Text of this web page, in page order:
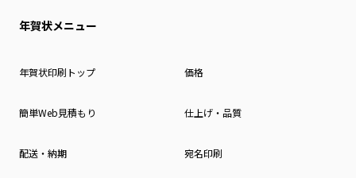
年賀状メニュー
年賀状印刷トップ 価格
簡単Web見積もり 仕上げ・品質
配送・納期 宛名印刷